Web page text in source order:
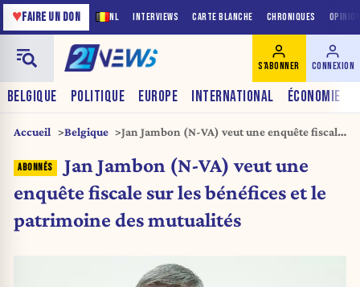
NL INTERVIEWS CARTE BLANCHE CHRONIQUES
♥FAIRE UN DON
BELGIQUE POLITIQUE EUROPE INTERNATIONAL ÉCONOMIE
S'ABONNER CONNEXION
Accueil Belgique
Jan Jambon (N-VA) veut une enquête fiscale
mutualités
Jan Jambon (N-VA) veut une
enquête fiscale sur les bénéfices et le
patrimoine des mutualités